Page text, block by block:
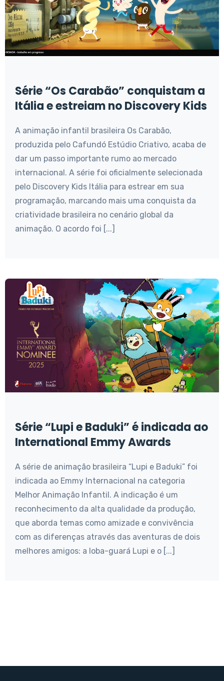
Série “Os Carabão” conquistam a
Itália e estreiam no Discovery Kids
A animação infantil brasileira Os Carabão,
produzida pelo Cafundó Estúdio Criativo, acaba de
dar um passo importante rumo ao mercado
internacional. A série foi oficialmente selecionada
pelo Discovery Kids Itália para estrear em sua
programação, marcando mais uma conquista da
criatividade brasileira no cenário global da
animação. O acordo foi [...]
Série “Lupi e Baduki” é indicada ao
International Emmy Awards
A série de animação brasileira “Lupi e Baduki” foi
indicada ao Emmy Internacional na categoria
Melhor Animação Infantil. A indicação é um
reconhecimento da alta qualidade da produção,
que aborda temas como amizade e convivência
com as diferenças através das aventuras de dois
melhores amigos: a loba-guará Lupi e o [...]